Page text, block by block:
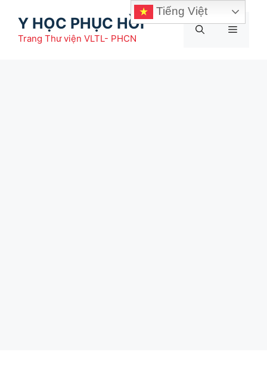
Y HỌC PHỤC HỒI
Trang Thư viện VLTL- PHCN
Menu
Tiếng Việt